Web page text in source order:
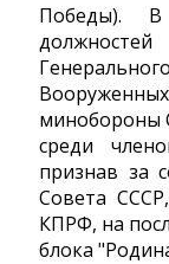
Победы).
минобороны
среди
признав за
Совета
КПРФ, на
блока